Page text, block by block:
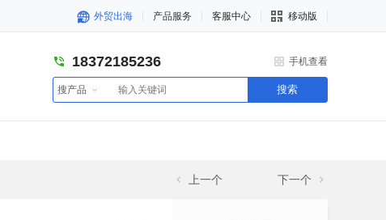
外贸出海 产品服务 客服中心 移动版
18372185236 手机查看
搜产品 搜索
上一个 下一个